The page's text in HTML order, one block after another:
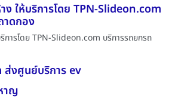
ให้บริการโดย TPN-Slideon.com
าดกอง
การโดย TPN-Slideon.com บริการรถยกรถ
งศูนย์บริการ ev
าญ